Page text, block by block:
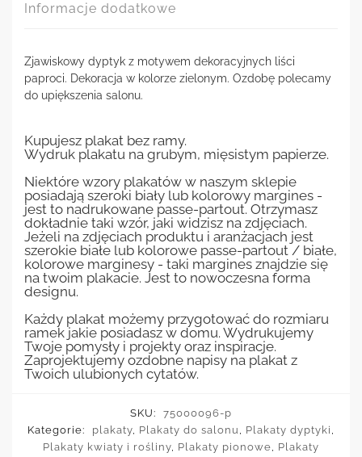
Informacje dodatkowe
Zjawiskowy dyptyk z motywem dekoracyjnych liści
paproci. Dekoracja w kolorze zielonym. Ozdobę polecamy
do upiększenia salonu.
Kupujesz plakat bez ramy.
Wydruk plakatu na grubym, mięsistym papierze.
Niektóre wzory plakatów w naszym sklepie
posiadają szeroki biały lub kolorowy margines -
jest to nadrukowane passe-partout. Otrzymasz
dokładnie taki wzór, jaki widzisz na zdjęciach.
Jeżeli na zdjęciach produktu i aranżacjach jest
szerokie białe lub kolorowe passe-partout / białe,
kolorowe marginesy - taki margines znajdzie się
na twoim plakacie. Jest to nowoczesna forma
designu.
Każdy plakat możemy przygotować do rozmiaru
ramek jakie posiadasz w domu. Wydrukujemy
Twoje pomysły i projekty oraz inspiracje.
Zaprojektujemy ozdobne napisy na plakat z
Twoich ulubionych cytatów.
SKU:
75000096-p
Kategorie:
plakaty, Plakaty do salonu , Plakaty dyptyki ,
Plakaty kwiaty i rośliny, Plakaty pionowe, Plakaty